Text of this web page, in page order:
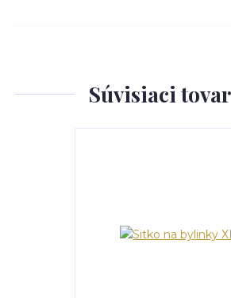
Súvisiaci tovar